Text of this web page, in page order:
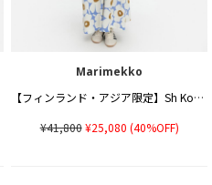
Marimekko
【フィンランド・アジア限定】Sh Koostua Unikko ワンピース
¥41,800¥25,080 (40%OFF)